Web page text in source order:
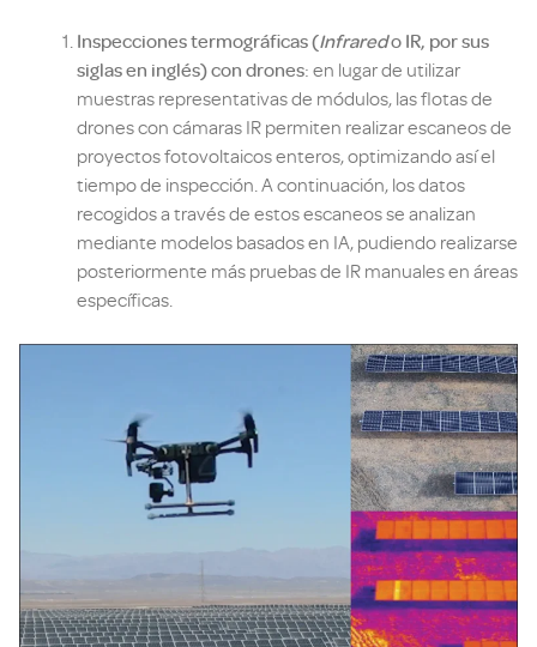
Inspecciones termográficas (Infraredo IR, por sus
siglas en inglés) con drones: en lugar de utilizar
muestras representativas de módulos, las flotas de
drones con cámaras IR permiten realizar escaneos de
proyectos fotovoltaicos enteros, optimizando así el
tiempo de inspección. A continuación, los datos
recogidos a través de estos escaneos se analizan
mediante modelos basados en IA, pudiendo realizarse
posteriormente más pruebas de IR manuales en áreas
específicas.